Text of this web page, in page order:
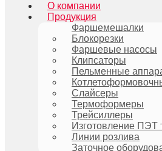
О компании
Продукция
Фаршемешалки
Блокорезки
Фаршевые насосы
Клипсаторы
Пельменные
Слайсеры
Термоформеры
Трейсиллеры
Изготовление ПЭТ
Линии розлива
Заточное